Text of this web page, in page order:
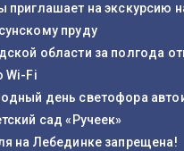
приглашает на экскурсию
пруду
области за полгода
Wi-Fi
день светофора
сад «Ручеек»
на Лебединке запрещена!